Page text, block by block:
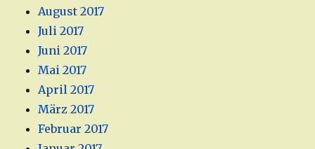
August 2017
Juli 2017
Juni 2017
Mai 2017
April 2017
März 2017
Februar 2017